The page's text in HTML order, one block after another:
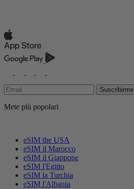
Suscribirme
Mete più popolari
eSIM the USA
eSIM il Marocco
eSIM il Giappone
eSIM l'Egitto
eSIM la Turchia
eSIM l'Albania